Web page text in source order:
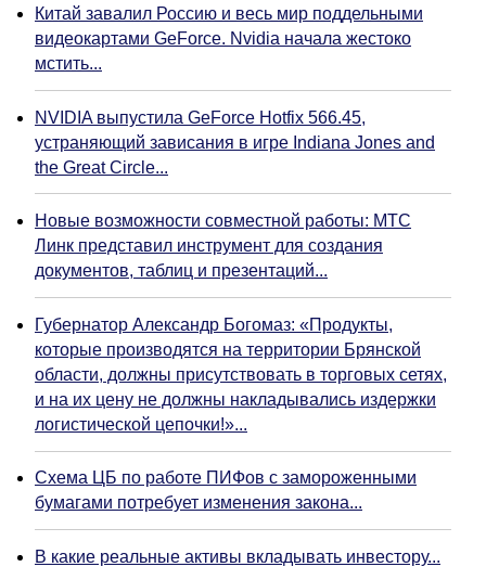
Китай завалил Россию и весь мир поддельными
видеокартами GeForce. Nvidia начала жестоко
мстить...
NVIDIA выпустила GeForce Hotfix 566.45,
устраняющий зависания в игре Indiana Jones and
the Great Circle...
Новые возможности совместной работы: МТС
Линк представил инструмент для создания
документов, таблиц и презентаций...
Губернатор Александр Богомаз: «Продукты,
которые производятся на территории Брянской
области, должны присутствовать в торговых сетях,
и на их цену не должны накладывались издержки
логистической цепочки!»...
Схема ЦБ по работе ПИФов с замороженными
бумагами потребует изменения закона...
В какие реальные активы вкладывать инвестору...